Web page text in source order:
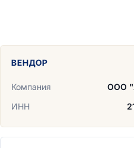
ВЕНДОР
Компания
ООО
ИНН